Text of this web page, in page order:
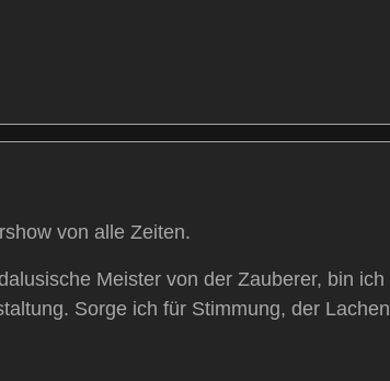
von alle Zeiten.
Meister von der Zauberer, bin ich
Sorge ich für Stimmung, der Lachen